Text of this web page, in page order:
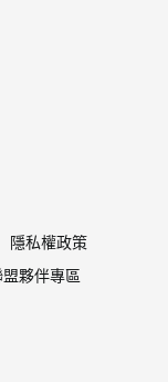
隱私權政策
盟夥伴專區